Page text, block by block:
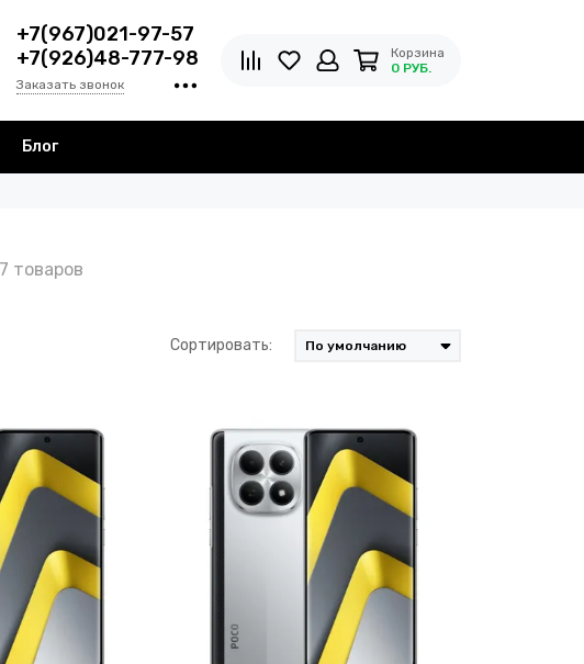
+7(967)021-97-57
+7(926)48-777-98
Заказать звонок
Корзина
0 РУБ.
Блог
Сортировать: